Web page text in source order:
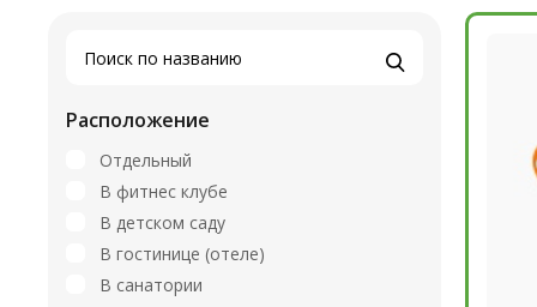
Расположение
Отдельный
В фитнес клубе
В детском саду
В гостинице (отеле)
В санатории